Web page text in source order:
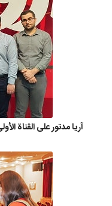
آريا مدتور على القناة